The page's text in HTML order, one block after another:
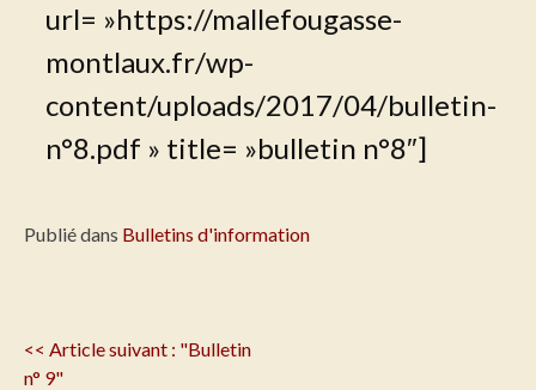
url= »https://mallefougasse-
montlaux.fr/wp-
content/uploads/2017/04/bulletin-
n°8.pdf » title= »bulletin n°8″]
Publié dans Bulletins d'information
Navigation
de
<< Article suivant : "Bulletin
n° 9"